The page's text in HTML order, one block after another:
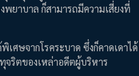
พยาบาล ก็สามารถมีความเสี่ยงที่
เศษจากโรคระบาด ซึ่งก็คาดเดาได้
จริตของเหล่าอดีตผู้บริหาร